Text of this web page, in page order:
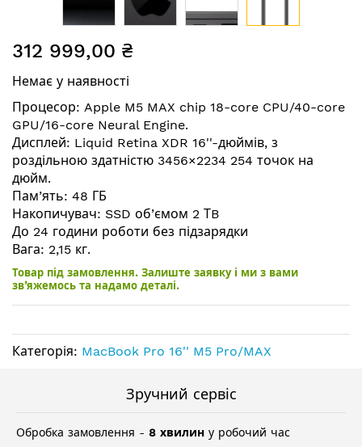
до
галереї
зображень
312 999,00 ₴
Немає у наявності
Процесор: Apple M5 MAX chip 18-core CPU/40-core
GPU/16-core Neural Engine.
Дисплей: Liquid Retina XDR 16''-дюймів, з
роздільною здатністю 3456×2234 254 точок на
дюйм.
Пам’ять: 48 ГБ
Накопичувач: SSD об’ємом 2 ТB
До 24 години роботи без підзарядки
Вага: 2,15 кг.
Товар під замовлення. Залиште заявку і ми з вами
зв’яжемось та надамо деталі.
Категорія: MacBook Pro 16'' M5 Pro/MAX
Зручний сервіс
Обробка замовлення - 8 хвилин у робочий час